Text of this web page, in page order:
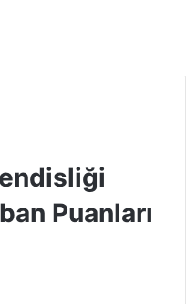
Puanları